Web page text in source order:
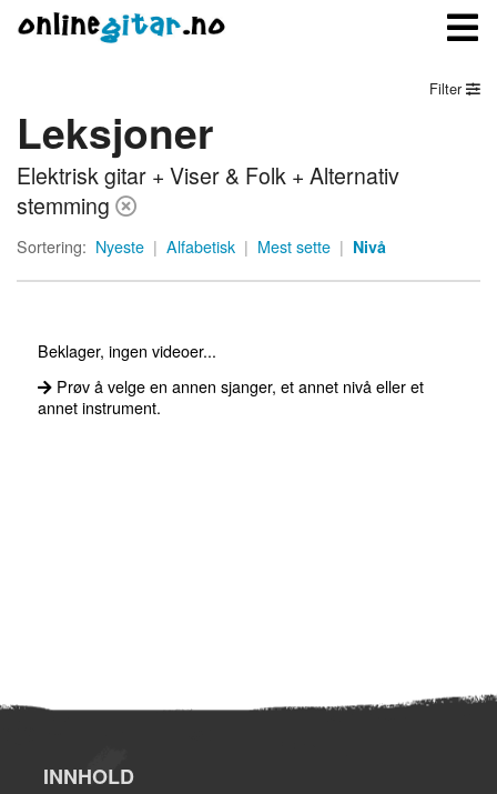
Meny
Logg inn
Bli medlem
Om onlinegitar.no
Filter
Leksjoner
Elektrisk gitar + Viser & Folk + Alternativ
stemming
Sortering: Nyeste | Alfabetisk | Mest sette | Nivå
Beklager, ingen videoer...
Prøv å velge en annen sjanger, et annet nivå eller et
annet instrument.
INNHOLD